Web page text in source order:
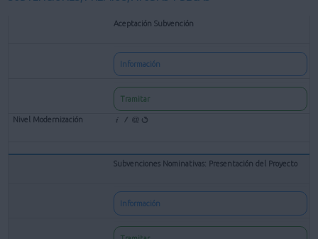
Aceptación Subvención
Información
Tramitar
Subvenciones Nominativas: Presentación del Proyecto
Información